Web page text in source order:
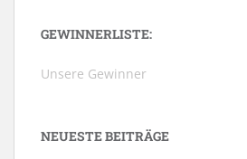
GEWINNERLISTE:
Unsere Gewinner
NEUESTE BEITRÄGE